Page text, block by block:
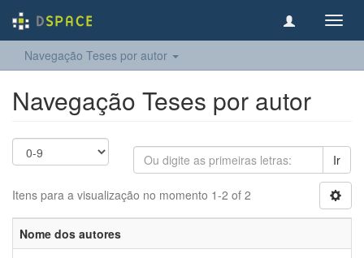
Navegação Teses por autor
Navegação Teses por autor
Ir
Itens para a visualização no momento 1-2 of 2
Nome dos autores